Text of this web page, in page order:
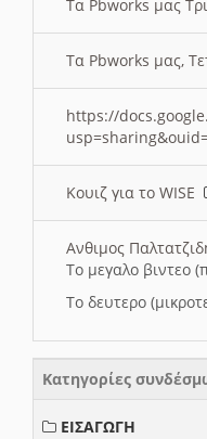
Τα Pbworks μας
Τα Pbworks μας,
https://
Κουιζ για το WISE
Ανθιμος
Το μεγαλο βιντεο
Το δευτερο
Κατηγορίες
ΕΙΣΑΓΩΓΗ